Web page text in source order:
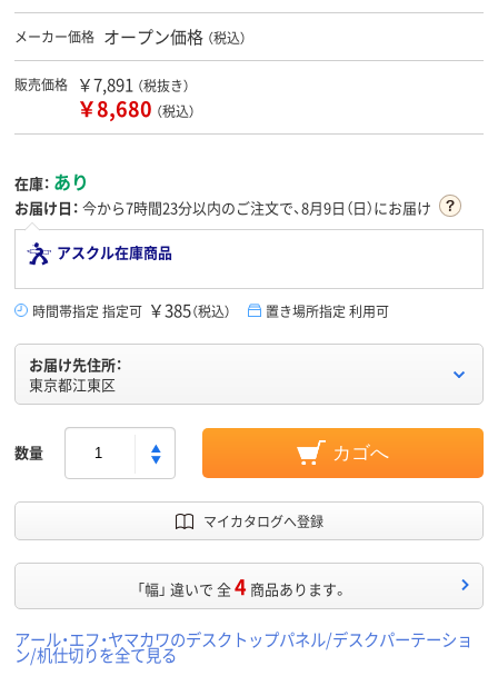
メーカー価格 オープン価格 （税込）
販売価格 ￥7,891 （税抜き）
￥8,680 （税込）
在庫： あり
お届け日： 今から7時間22分以内のご注文で、8月9日（日）にお届け
アスクル在庫商品
時間帯指定 指定可 ￥385（税込） 置き場所指定 利用可
お届け先住所：
東京都江東区
数量 カゴへ
マイカタログへ登録
「幅」 違いで 全4 商品あります。
アール・エフ・ヤマカワのデスクトップパネル/デスクパーテーショ
ン/机仕切りを全て見る